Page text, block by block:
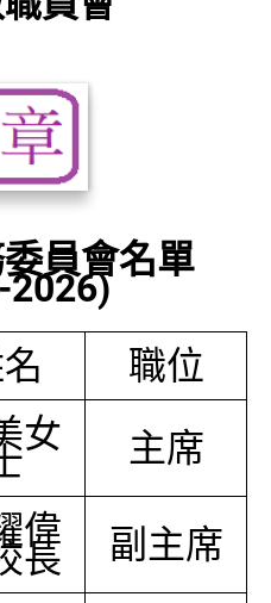
員會名單
2026)
職位
女 主席
偉
長 副主席